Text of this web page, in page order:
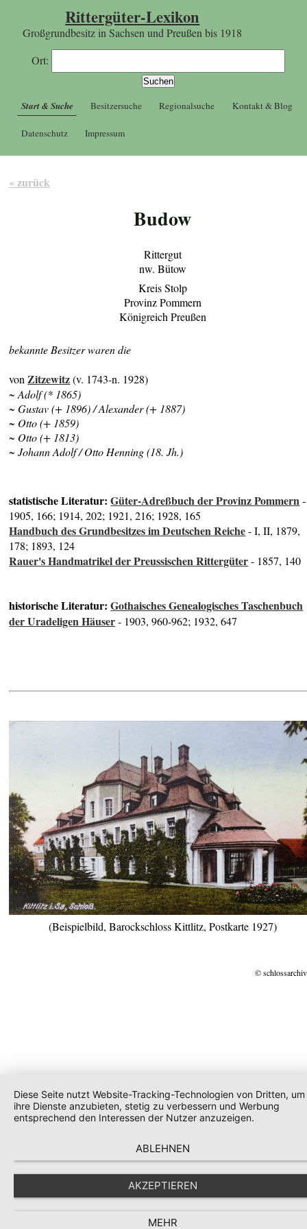
Rittergüter-Lexikon
Großgrundbesitz in Sachsen und Preußen bis 1918
Ort:
Start & Suche Besitzersuche Regionalsuche Kontakt & Blog
Datenschutz Impressum
« zurück
Budow
Rittergut
nw. Bütow
Kreis Stolp
Provinz Pommern
Königreich Preußen
bekannte Besitzer waren die
von Zitzewitz(v. 1743-n. 1928)
~ Adolf (* 1865)
~ Gustav (+ 1896) / Alexander (+ 1887)
~ Otto (+ 1859)
~ Otto (+ 1813)
~ Johann Adolf / Otto Henning (18. Jh.)
statistische Literatur:Güter-Adreßbuch der Provinz Pommern-
1905, 166; 1914, 202; 1921, 216; 1928, 165
Handbuch des Grundbesitzes im Deutschen Reiche- I, II, 1879,
178; 1893, 124
Rauer's Handmatrikel der Preussischen Rittergüter- 1857, 140
historische Literatur:Gothaisches Genealogisches Taschenbuch
der Uradeligen Häuser- 1903, 960-962; 1932, 647
(Beispielbild, Barockschloss Kittlitz, Postkarte 1927)
©
Diese Seite nutzt Website-Tracking-Technologien von Dritten, um
ihre Dienste anzubieten, stetig zu verbessern und Werbung
entsprechend den Interessen der Nutzer anzuzeigen.
ABLEHNEN
AKZEPTIEREN
MEHR